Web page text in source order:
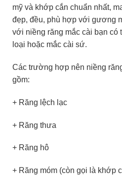
mỹ và khớp cắn chuẩn nhất,
đẹp, đều, phù hợp với gương
với niềng răng mắc cài bạn có
loại hoặc mắc cài sứ.
Các trường hợp nên niềng
gồm:
+ Răng lệch lạc
+ Răng thưa
+ Răng hô
+ Răng móm (còn gọi là khớp